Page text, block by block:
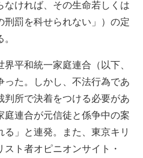
なければ、その生命若しくは
刑罰を科せられない 」）の定
平和統一家庭連合（以下、
た。しかし、不法行為であ
所で決着をつける必要があ
連合が元信徒と係争中の案
」と連発。また、東京キリ
ト者オピニオンサイト・